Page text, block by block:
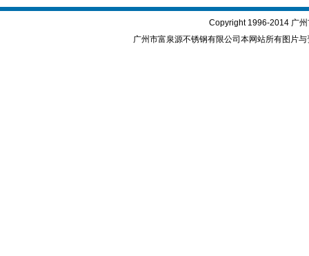
Copyright 1996-2014 广
广州市富泉源不锈钢有限公司本网站所有图片